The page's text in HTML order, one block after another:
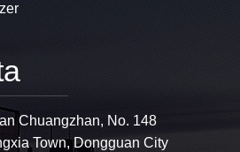
Chuangzhan, No. 148
Town, Dongguan City